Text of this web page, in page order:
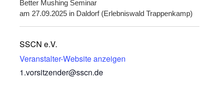
Better Mushing Seminar
am 27.09.2025 in Daldorf (Erlebniswald Trappenkamp)
SSCN e.V.
Veranstalter-Website anzeigen
1.vorsitzender@sscn.de